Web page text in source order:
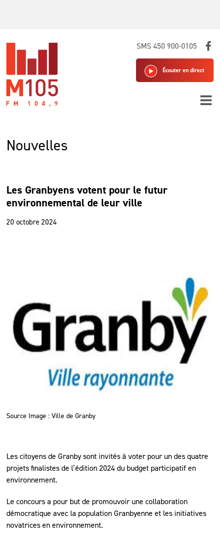
SMS 450 900-0105
Écouter en direct
Nouvelles
Les Granbyens votent pour le futur
environnemental de leur ville
20 octobre 2024
Source Image : Ville de Granby
Les citoyens de Granby sont invités à voter pour un des quatre
projets finalistes de l’édition 2024 du budget participatif en
environnement.
Le concours a pour but de promouvoir une collaboration
démocratique avec la population Granbyenne et les initiatives
novatrices en environnement.